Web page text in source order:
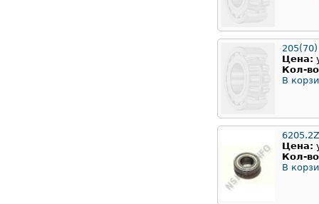
205(70)
Цена:
Кол-
В
Цена:
Кол-
В